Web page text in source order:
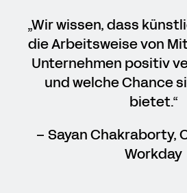
„Wir wissen, dass
die Arbeitsweise von
Unternehmen positiv
und welche Chance
bietet.“
– Sayan Chakraborty,
Workday